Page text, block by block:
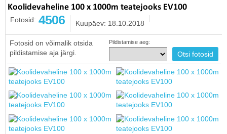
Koolidevaheline 100 x 1000m teatejooks EV100
Fotosid: 4506 Kuupäev: 18.10.2018
Fotosid on võimalik otsida
pildistamise aja järgi.
Pildistamise aeg: